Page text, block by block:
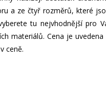
a ze čtyř rozměrů, které
tu nejvhodnější pro
materiálů. Cena je uvedena
ceně.